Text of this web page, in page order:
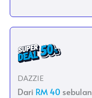
DAZZIE
Dari RM 40 sebulan